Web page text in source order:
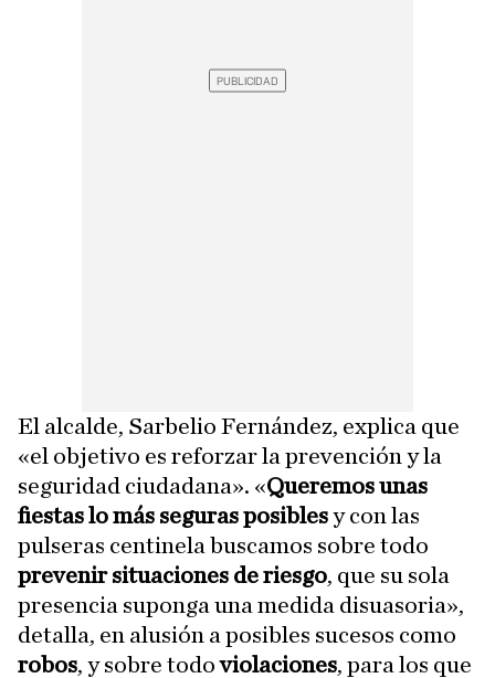
El alcalde, Sarbelio Fernández, explica que
«el objetivo es reforzar la prevención y la
seguridad ciudadana». «Queremos unas
fiestas lo más seguras posiblesy con las
pulseras centinela buscamos sobre todo
prevenir situaciones de riesgo, que su sola
presencia suponga una medida disuasoria»,
detalla, en alusión a posibles sucesos como
robos, y sobre todoviolaciones, para los que